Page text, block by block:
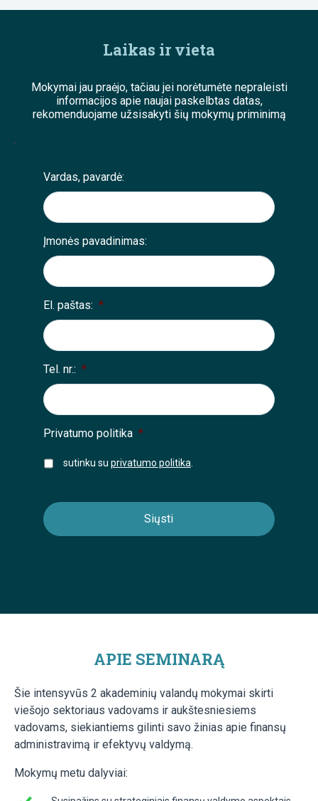
Laikas ir vieta
Mokymai jau praėjo, tačiau jei norėtumėte nepraleisti
informacijos apie naujai paskelbtas datas,
rekomenduojame užsisakyti šių mokymų priminimą
;
Vardas, pavardė:
Įmonės pavadinimas:
El. paštas: *
Tel. nr.: *
Privatumo politika *
sutinku su privatumo politika
APIE SEMINARĄ
Šie intensyvūs 2 akademinių valandų mokymai skirti
viešojo sektoriaus vadovams ir aukštesniesiems
vadovams, siekiantiems gilinti savo žinias apie finansų
administravimą ir efektyvų valdymą.
Mokymų metu dalyviai: